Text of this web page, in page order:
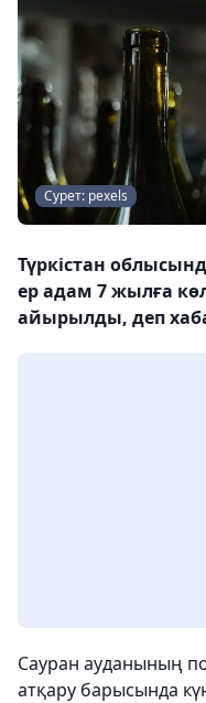
Сурет: pexels
Түркістан
ер адам 7 жылға
айырылды, деп
Сауран ауданының
атқару барысында